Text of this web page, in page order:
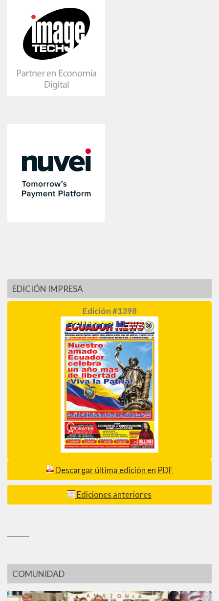
EDICIÓN IMPRESA
Edición #1398
Descargar última edición en PDF
Ediciones anteriores
COMUNIDAD